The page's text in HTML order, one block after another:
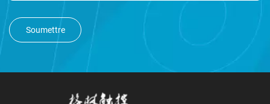
Soumettre